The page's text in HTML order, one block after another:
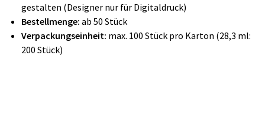
gestalten (Designer nur für Digitaldruck)
Bestellmenge: ab 50 Stück
Verpackungseinheit: max. 100 Stück pro Karton (28,3 ml:
200 Stück)